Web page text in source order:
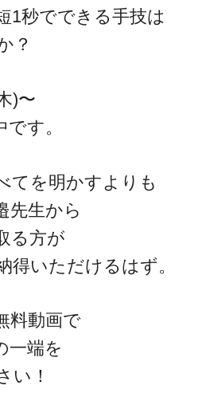
1秒でできる手技は
？
)〜
す。
てを明かすよりも
先生から
る方が
得いただけるはず。
料動画で
一端を
い！